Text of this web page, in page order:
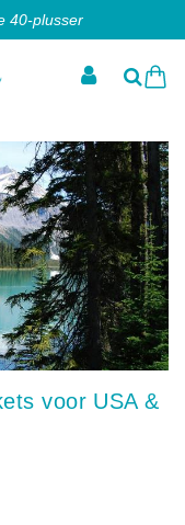
40-plusser
voor USA &